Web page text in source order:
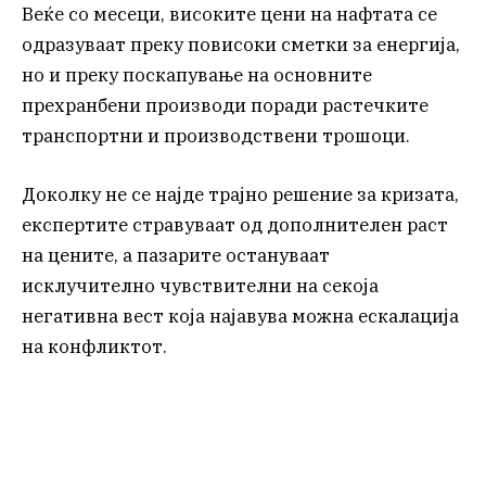
Веќе со месеци, високите цени на нафтата се
одразуваат преку повисоки сметки за енергија,
но и преку поскапување на основните
прехранбени производи поради растечките
транспортни и производствени трошоци.
Доколку не се најде трајно решение за кризата,
експертите стравуваат од дополнителен раст
на цените, а пазарите остануваат
исклучително чувствителни на секоја
негативна вест која најавува можна ескалација
на конфликтот.